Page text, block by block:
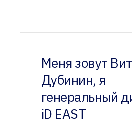
Меня зовут
Дубинин, я
генеральный
iD EAST